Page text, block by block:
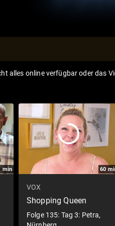
alles online verfügbar oder das
min 60
VOX
Shopping Queen
Folge 135: Tag 3: Petra,